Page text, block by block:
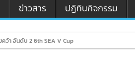
ข่าวสาร ปฏิทินกิจกรรม
คว้า อันดับ 2 6th SEA V Cup